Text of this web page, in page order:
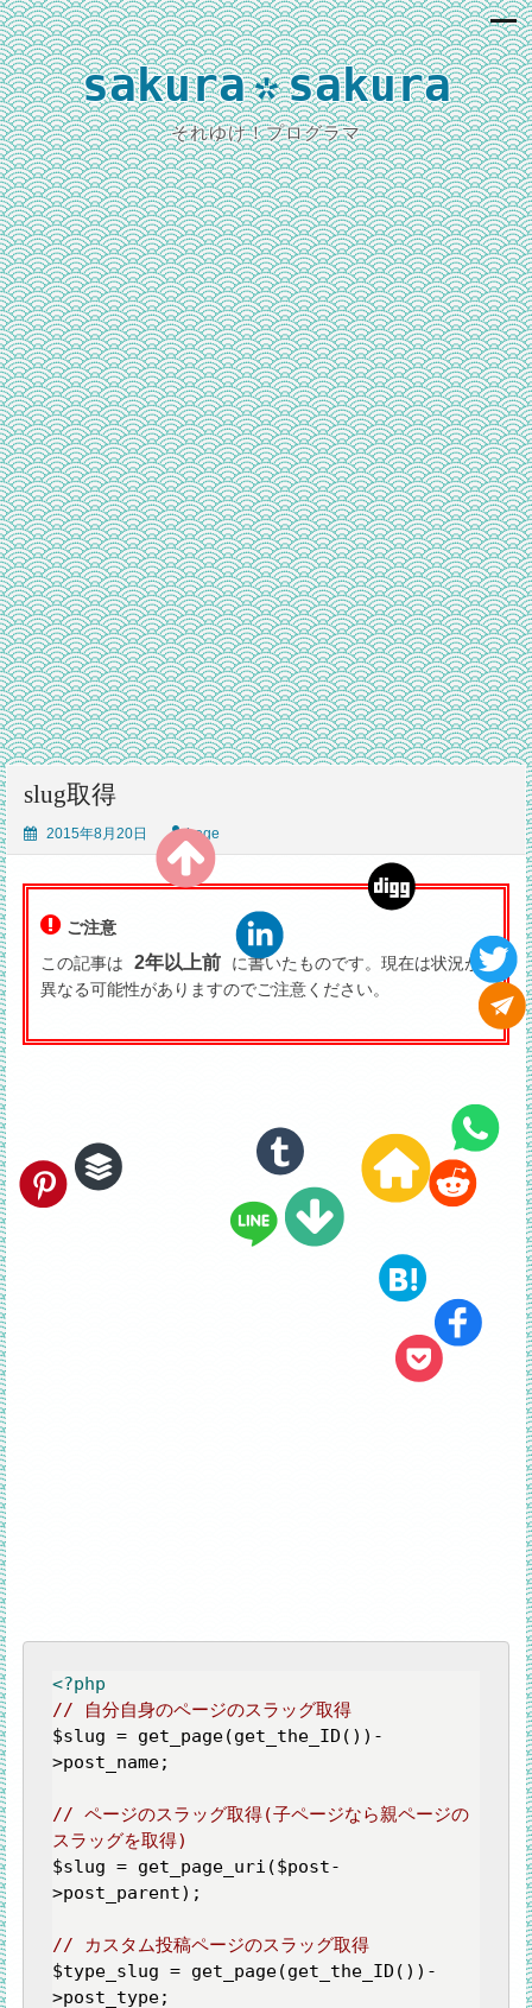
sakura*sakura
それゆけ！プログラマ
slug取得
2015年8月20日 hoge
ご注意
この記事は
2年以上前
に書いたものです。現在は状況が
異なる可能性がありますのでご注意ください。
<?php
// 自分自身のページのスラッグ取得
$slug = get_page(get_the_ID())-
>post_name;
// ページのスラッグ取得(子ページなら親ページの
スラッグを取得)
$slug = get_page_uri($post-
>post_parent);
// カスタム投稿ページのスラッグ取得
$type_slug = get_page(get_the_ID())-